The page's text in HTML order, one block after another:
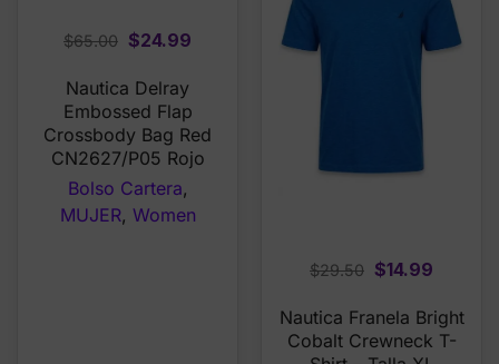
$65.00 Original
was:
$65.00.
$24.99
$24.99.
Nautica Delray
Embossed Flap
Crossbody Bag Red
CN2627/P05 Rojo
Bolso Cartera,
MUJER, Women
$29.50 Original
was:
$29.50.
$14.99
is:
$14.99.
Nautica Franela Bright
Cobalt Crewneck T-